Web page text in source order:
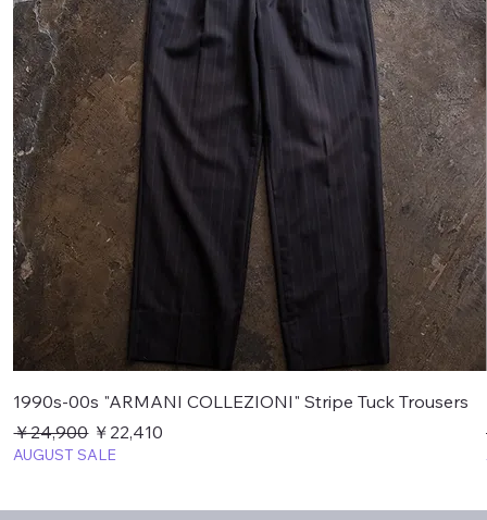
1990s-00s "ARMANI COLLEZIONI" Stripe Tuck Trousers
通常価格
￥24,900 セール価格
￥22,410
AUGUST SALE